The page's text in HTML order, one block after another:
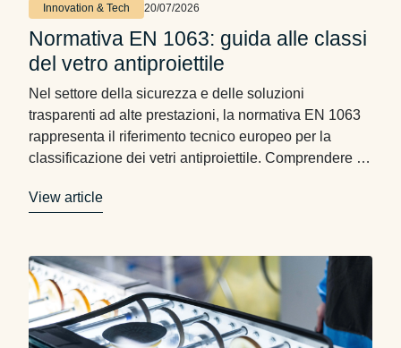
Innovation & Tech 20/07/2026
Normativa EN 1063: guida alle classi
del vetro antiproiettile
Nel settore della sicurezza e delle soluzioni
trasparenti ad alte prestazioni, la normativa EN 1063
rappresenta il riferimento tecnico europeo per la
classificazione dei vetri antiproiettile. Comprendere il
selezionare la soluzione più adatta ad ogni contesto
View article